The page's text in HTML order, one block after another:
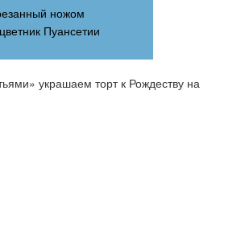
ножом
Пуансетии
украшаем торт к Рождеству на